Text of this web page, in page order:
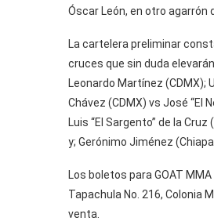
Óscar León, en otro agarrón
La cartelera preliminar
cruces que sin duda
Leonardo Martínez (CDMX);
Chávez (CDMX) vs José “El
Luis “El Sargento” de la
y; Gerónimo Jiménez
Los boletos para GOAT
Tapachula No. 216, Colonia
venta.